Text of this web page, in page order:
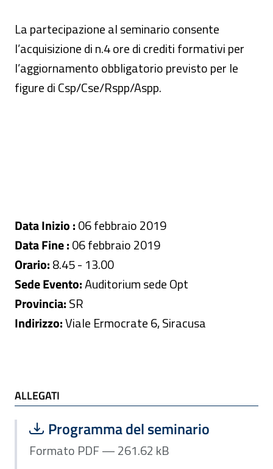
La partecipazione al seminario consente
l’acquisizione di n.4 ore di crediti formativi per
l’aggiornamento obbligatorio previsto per le
figure di Csp/Cse/Rspp/Aspp.
Data Inizio :06 febbraio 2019
Data Fine :06 febbraio 2019
Orario:8.45 - 13.00
Sede Evento:Auditorium sede Opt
Provincia:SR
Indirizzo:Viale Ermocrate 6, Siracusa
ALLEGATI
ALLEGATI
Scarica file:
Programma del seminario
Formato PDF — Dimensione 261.62 kB
Formato PDF — 261.62 kB